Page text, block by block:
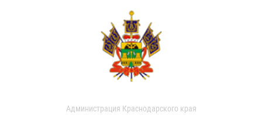
Администрация Краснодарского края